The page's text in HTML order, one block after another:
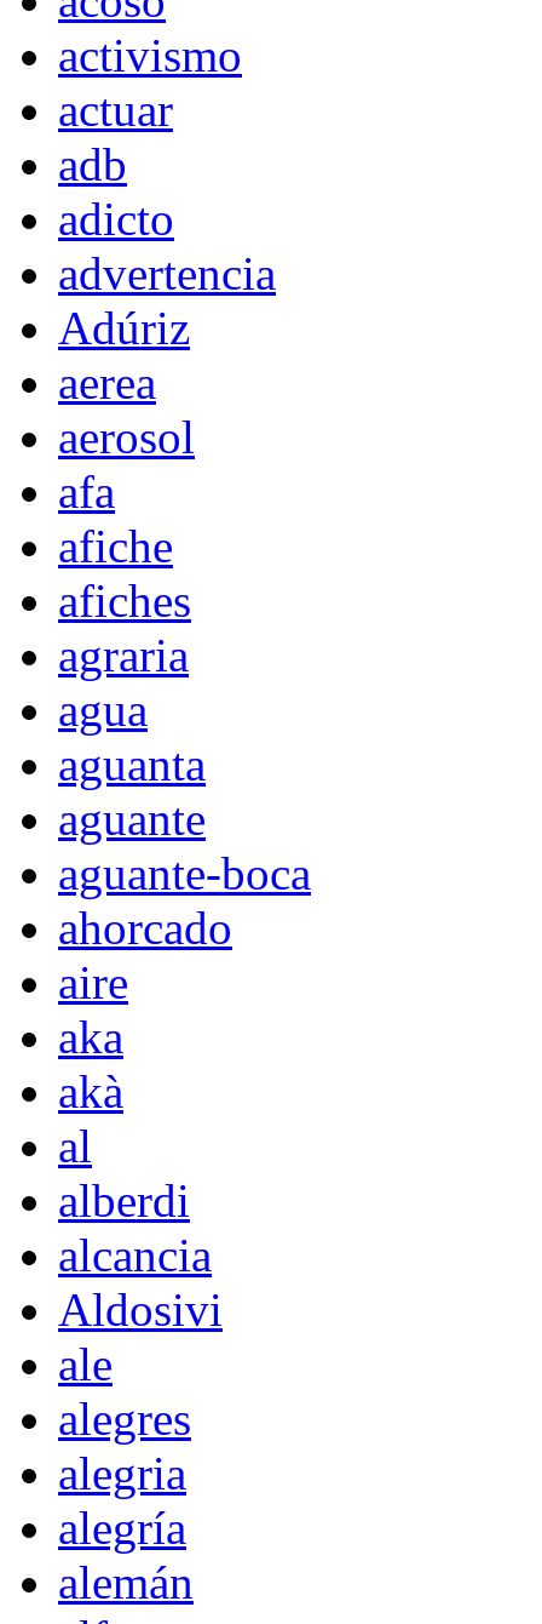
activismo
actuar
adb
adicto
advertencia
Adúriz
aerea
aerosol
afa
afiche
afiches
agraria
agua
aguanta
aguante
aguante-boca
ahorcado
aire
aka
akà
al
alberdi
alcancia
Aldosivi
ale
alegres
alegria
alegría
alemán